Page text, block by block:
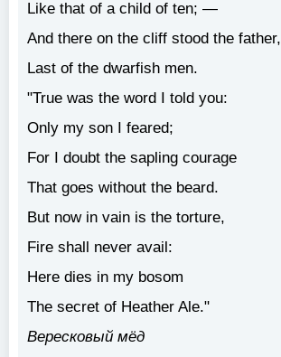
Like that of a child of ten; —
And there on the cliff stood the father,
Last of the dwarfish men.
"True was the word I told you:
Only my son I feared;
For I doubt the sapling courage
That goes without the beard.
But now in vain is the torture,
Fire shall never avail:
Here dies in my bosom
The secret of Heather Ale."
Вересковый мёд